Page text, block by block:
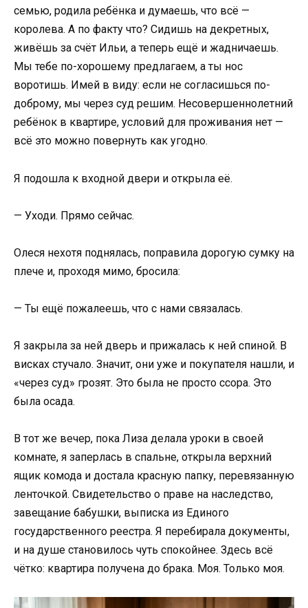
семью, родила ребёнка и думаешь, что всё —
королева. А по факту что? Сидишь на декретных,
живёшь за счёт Ильи, а теперь ещё и жадничаешь.
Мы тебе по-хорошему предлагаем, а ты нос
воротишь. Имей в виду: если не согласишься по-
доброму, мы через суд решим. Несовершеннолетний
ребёнок в квартире, условий для проживания нет —
всё это можно повернуть как угодно.
Я подошла к входной двери и открыла её.
— Уходи. Прямо сейчас.
Олеся нехотя поднялась, поправила дорогую сумку на
плече и, проходя мимо, бросила:
— Ты ещё пожалеешь, что с нами связалась.
Я закрыла за ней дверь и прижалась к ней спиной. В
висках стучало. Значит, они уже и покупателя нашли, и
«через суд» грозят. Это была не просто ссора. Это
была осада.
В тот же вечер, пока Лиза делала уроки в своей
комнате, я заперлась в спальне, открыла верхний
ящик комода и достала красную папку, перевязанную
ленточкой. Свидетельство о праве на наследство,
завещание бабушки, выписка из Единого
государственного реестра. Я перебирала документы,
и на душе становилось чуть спокойнее. Здесь всё
чётко: квартира получена до брака. Моя. Только моя.